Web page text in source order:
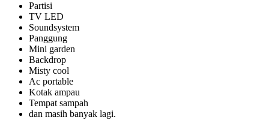
Partisi
TV LED
Soundsystem
Panggung
Mini garden
Backdrop
Misty cool
Ac portable
Kotak ampau
Tempat sampah
dan masih banyak lagi.